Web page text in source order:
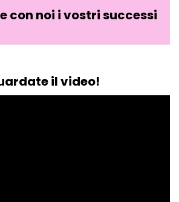
con noi i vostri successi
il video!